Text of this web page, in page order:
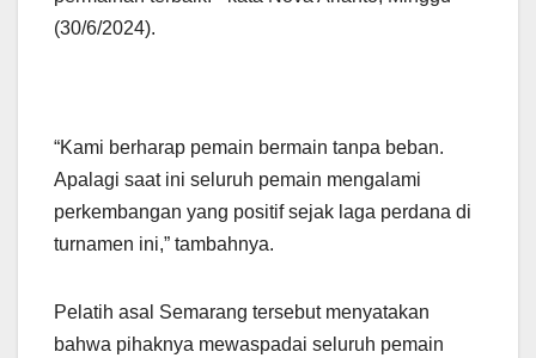
(30/6/2024).
“Kami berharap pemain bermain tanpa beban.
Apalagi saat ini seluruh pemain mengalami
perkembangan yang positif sejak laga perdana di
turnamen ini,” tambahnya.
Pelatih asal Semarang tersebut menyatakan
bahwa pihaknya mewaspadai seluruh pemain